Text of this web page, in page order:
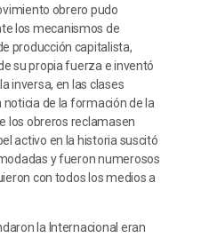
obrero pudo
los mecanismos de
producción capitalista,
su propia fuerza e inventó
inversa, en las clases
de la formación de la
los obreros reclamasen
activo en la historia suscitó
y fueron numerosos
con todos los medios a
la Internacional eran